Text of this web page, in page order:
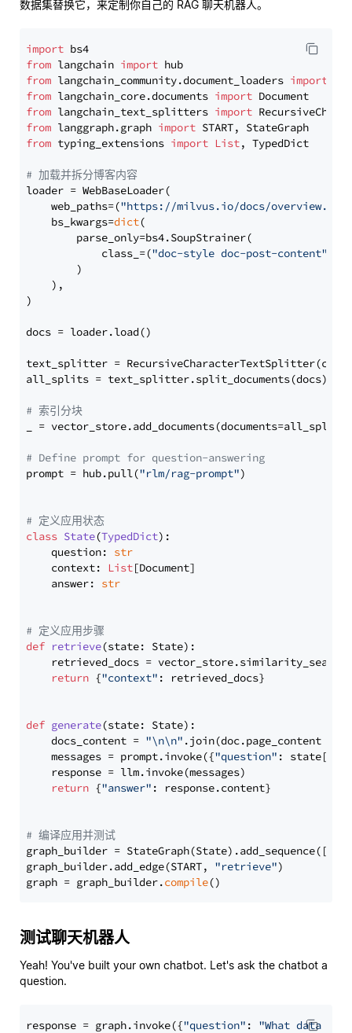
数据集替换它，来定制你自己的 RAG 聊天机器人。
import
from langchain import
from langchain_community.document_loaders import
from langchain_core.documents import
from langchain_text_splitters import
from langgraph.graph import
from typing_extensions import List, TypedDict
# 加载并拆分博客内容
loader = WebBaseLoader(
    web_paths=(
"https://milvus.io/docs/overview.md"
    bs_kwargs=
dict(
        parse_only=bs4.SoupStrainer(
            class_=(
"doc-style doc-post-content"
        )
    ),
)
docs = loader.load()
text_splitter =
all_splits = text_splitter.split_documents(docs)
# 索引分块
_ = vector_store.add_documents(documents=all_splits)
# Define prompt for question-answering
prompt = hub.pull("rlm/rag-prompt")
# 定义应用状态
class State(TypedDict):
    question:
str
    context:
List[Document]
    answer:
str
# 定义应用步骤
def retrieve(state: State):
retrieved_docs =
return {"context" : retrieved_docs}
def generate(state: State):
    docs_content =
"\n\n" .join(doc.page_content
    messages = prompt.invoke({
"question" : state[
    response = llm.invoke(messages)
return {"answer" : response.content}
# 编译应用并测试
graph_builder =
graph_builder.add_edge(START, "retrieve")
graph = graph_builder.compile
测试聊天机器人
Yeah! You've built your own chatbot. Let's ask the chatbot a
question.
response = graph.invoke({"question" : "What data